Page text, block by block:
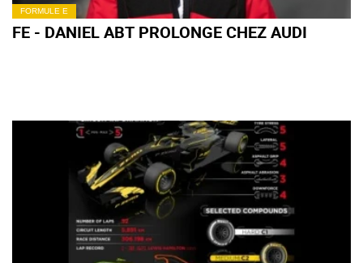
FORMULE E
FE - DANIEL ABT PROLONGE CHEZ AUDI